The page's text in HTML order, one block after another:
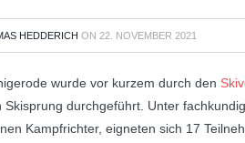
HEDDERICH ON 22. NOVEMBER 2021
wurde vor kurzem durch den
Skisprung durchgeführt. Unter
Kampfrichter, eigneten sich 17